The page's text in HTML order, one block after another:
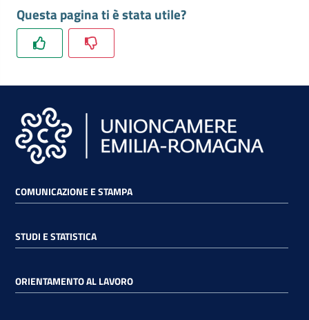
Chi
siamo
RSS
Seguici
su
Questa pagina ti è stata utile?
COMUNICAZIONE E STAMPA
STUDI E STATISTICA
ORIENTAMENTO AL LAVORO